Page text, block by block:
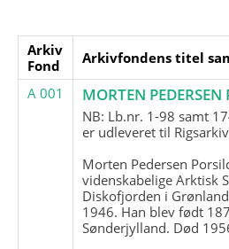
Arkiv
Fond
Arkivfondens titel
A 001
MORTEN PEDERSEN
NB: Lb.nr. 1-98 samt
er udleveret til
Morten Pedersen
videnskabelige Arktisk
Diskofjorden i
1946. Han blev født
Sønderjylland. Død